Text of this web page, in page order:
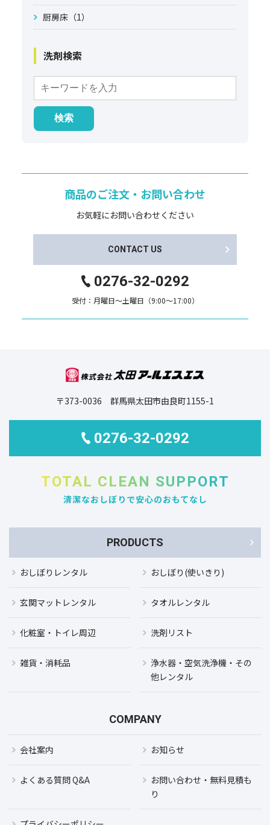
厨房床（1）
洗剤検索
商品のご注文・お問い合わせ
お気軽にお問い合わせください
CONTACT US
0276-32-0292
受付：月曜日～土曜日（9:00～17:00）
〒373-0036 群馬県太田市由良町1155-1
0276-32-0292
TOTAL CLEAN SUPPORT
清潔なおしぼりで安心のおもてなし
PRODUCTS
おしぼりレンタル おしぼり(使いきり)
玄関マットレンタル タオルレンタル
化粧室・トイレ周辺 洗剤リスト
雑貨・消耗品
浄水器・空気洗浄機・その
他レンタル
COMPANY
会社案内 お知らせ
よくある質問 Q&A
お問い合わせ・無料見積も
り